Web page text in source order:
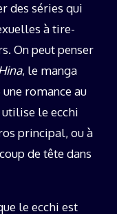
des séries qui
à tire-
On peut penser
, le manga
romance au
utilise le ecchi
principal, ou à
de tête dans
le ecchi est